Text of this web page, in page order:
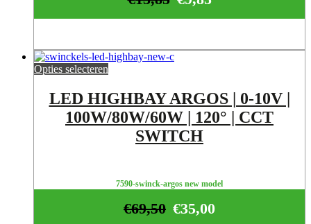
Opties selecteren
LED HIGHBAY ARGOS | 0-10V |
100W/80W/60W | 120° | CCT
SWITCH
7590-swinck-argos new model
€35,00
€69,50